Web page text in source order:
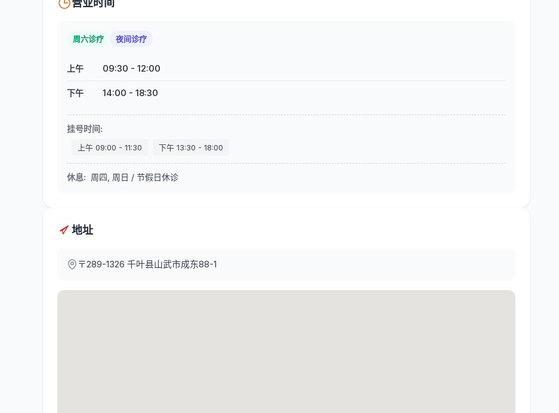
营业时间
周六诊疗 夜间诊疗
上午 09:30 - 12:00
下午 14:00 - 18:30
挂号时间:
上午 09:00 - 11:30 下午 13:30 - 18:00
休息: 周四, 周日 / 节假日休诊
地址
〒289-1326 千叶县山武市成东88-1